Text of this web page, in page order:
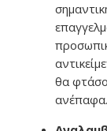
θα
ανέπαφα.